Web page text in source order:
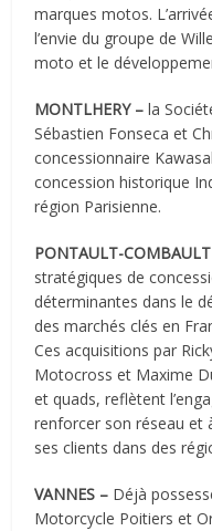
marques motos.
l’envie du groupe de
moto et le
MONTLHERY –la
Sébastien Fonseca et
concessionnaire
concession historique
région Parisienne.
PONTAULT-
stratégiques de
déterminantes dans le
des marchés clés en
Ces acquisitions par
Motocross et Maxime
et quads, reflètent
renforcer son réseau et
ses clients dans des
VANNES – Déjà
Motorcycle Poitiers et